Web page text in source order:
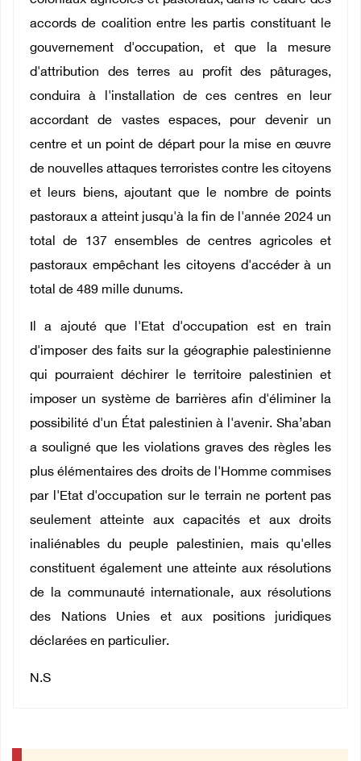
accords de coalition entre les partis constituant le
gouvernement d'occupation, et que la mesure
d'attribution des terres au profit des pâturages,
conduira à l'installation de ces centres en leur
accordant de vastes espaces, pour devenir un
centre et un point de départ pour la mise en œuvre
de nouvelles attaques terroristes contre les citoyens
et leurs biens, ajoutant que le nombre de points
pastoraux a atteint jusqu'à la fin de l'année 2024 un
total de 137 ensembles de centres agricoles et
pastoraux empêchant les citoyens d'accéder à un
total de 489 mille dunums.
Il a ajouté que l'Etat d'occupation est en train
d'imposer des faits sur la géographie palestinienne
qui pourraient déchirer le territoire palestinien et
imposer un système de barrières afin d'éliminer la
possibilité d'un État palestinien à l'avenir. Sha’aban
a souligné que les violations graves des règles les
plus élémentaires des droits de l'Homme commises
par l'Etat d'occupation sur le terrain ne portent pas
seulement atteinte aux capacités et aux droits
inaliénables du peuple palestinien, mais qu'elles
constituent également une atteinte aux résolutions
de la communauté internationale, aux résolutions
des Nations Unies et aux positions juridiques
déclarées en particulier.
N.S